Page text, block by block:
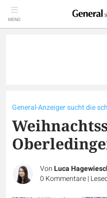
MENÜ
General-Anzeiger sucht die
VonLuca
0 Kommentare|